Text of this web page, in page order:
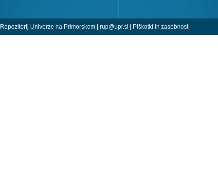
Repozitorij Univerze na Primorskem | rup@upr.si | Piškotki in zasebnost